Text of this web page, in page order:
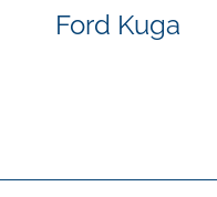
Ford Kuga